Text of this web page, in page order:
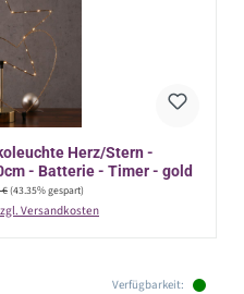
Herz/Stern -
- Batterie - Timer - gold
Preis:
€(43.35% gespart)
Versandkosten
Verfügbarkeit: